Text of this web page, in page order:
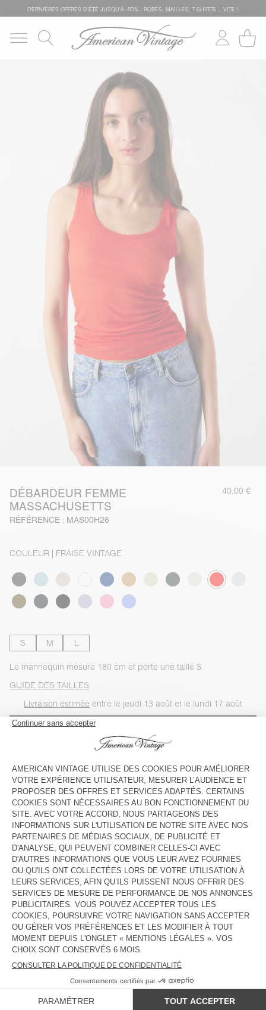
DERNIÈRES OFFRES D'ÉTÊ JUSQU'À -50% : ROBES, MAILLES, T-SHIRTS... VITE !
DÉBARDEUR FEMME
MASSACHUSETTS
RÉFÉRENCE : MAS00H26
40,00 €
COULEUR | FRAISE VINTAGE
S M L
Le mannequin mesure 180 cm et porte une taille S
GUIDE DES TAILLES
Livraison estimée entre le jeudi 13 août et le lundi 17 août
VOIR LA DISPONIBILITE EN MAGASIN
VOIR LE LOOK
DESCRIPTION
TAILLE ET COUPE
COMPOSITION
ENTRETIEN